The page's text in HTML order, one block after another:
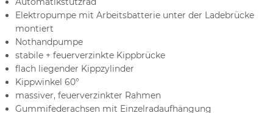
Elektropumpe mit Arbeitsbatterie unter der Ladebrücke
montiert
Nothandpumpe
stabile + feuerverzinkte Kippbrücke
flach liegender Kippzylinder
Kippwinkel 60°
massiver, feuerverzinkter Rahmen
Gummifederachsen mit Einzelradaufhängung